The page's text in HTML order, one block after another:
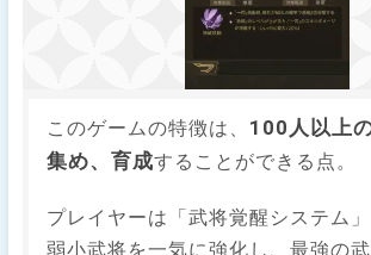
このゲームの特徴は、 100人以上
集め、育成することができる点。
プレイヤーは「武将覚醒システム」
弱小武将を一気に強化し、最強の